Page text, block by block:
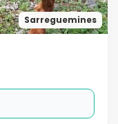
Sarreguemines